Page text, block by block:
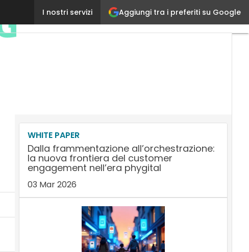
Aggiungi tra i preferiti su Google
I nostri servizi
Sas: un mix di talenti, tecnologia e cultura per la
WHITE PAPER
Dalla frammentazione all’orchestrazione:
la nuova frontiera del customer
engagement nell’era phygital
03 Mar 2026